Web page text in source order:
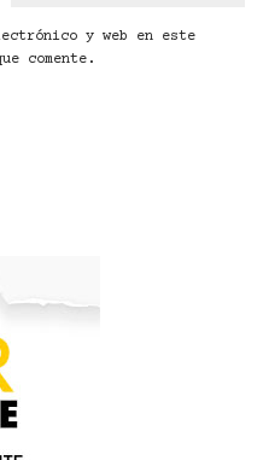
y web en este
comente.